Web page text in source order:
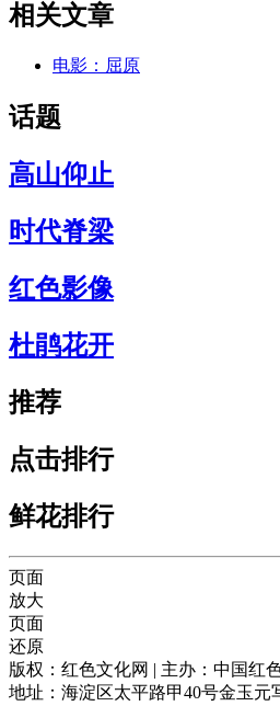
相关文章
电影：屈原
话题
高山仰止
时代脊梁
红色影像
杜鹃花开
推荐
点击排行
鲜花排行
页面
放大
页面
还原
版权：红色文化网 | 主办：中国红
地址：海淀区太平路甲40号金玉元